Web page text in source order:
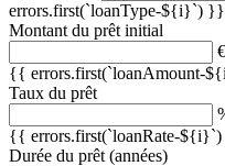
errors.first(`loanType-${i}`) }}
Montant du prêt initial
€
{{ errors.first(`loanAmount-
Taux du prêt
{{ errors.first(`loanRate-
Durée du prêt (années)